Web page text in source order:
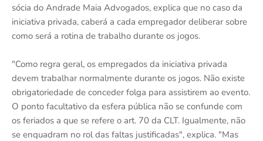
sócia do Andrade Maia Advogados, explica que no caso da
iniciativa privada, caberá a cada empregador deliberar sobre
como será a rotina de trabalho durante os jogos.
"Como regra geral, os empregados da iniciativa privada
devem trabalhar normalmente durante os jogos. Não existe
obrigatoriedade de conceder folga para assistirem ao evento.
O ponto facultativo da esfera pública não se confunde com
os feriados a que se refere o art. 70 da CLT. Igualmente, não
se enquadram no rol das faltas justificadas", explica. "Mas